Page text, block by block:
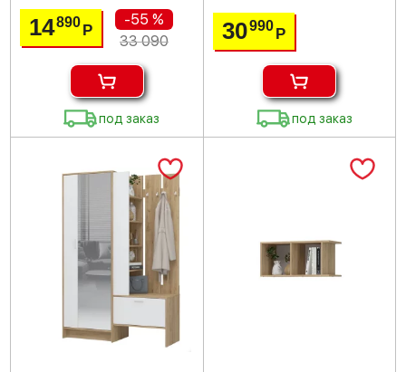
14890Р
-55 %
33 090
под заказ
30990 Р
под заказ